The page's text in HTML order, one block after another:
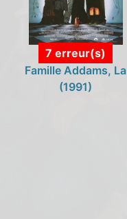
7 erreur(s)
Famille Addams, La
(1991)